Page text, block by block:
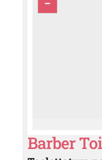
Barber